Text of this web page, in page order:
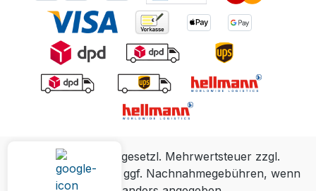
Alle Preise inkl. gesetzl. Mehrwertsteuer zzgl.
Versandkostenund ggf. Nachnahmegebühren, wenn